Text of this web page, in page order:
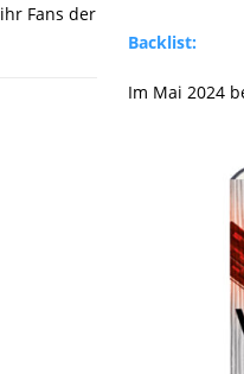
Fans der
Backlist:
Im Mai 2024